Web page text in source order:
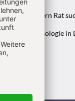
& Wenn Eltern Rat
& Archäologie in